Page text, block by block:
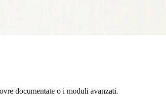
documentate o i moduli avanzati.